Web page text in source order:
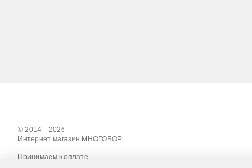
© 2014—2026
Интернет магазин МНОГОБОР
Принимаем к оплате